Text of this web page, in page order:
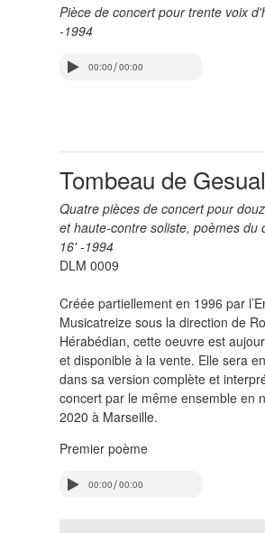
Pièce de concert pour trente voix
-1994
00:00/00:00
Tombeau de
Quatre pièces de concert pour
et haute-contre soliste, poèmes du
16' -1994
DLM 0009
Créée partiellement en 1996 par
Musicatreize sous la direction de
Hérabédian, cette oeuvre est
et disponible à la vente. Elle sera
dans sa version complète et
concert par le même ensemble en
2020 à Marseille.
Premier poème
00:00/00:00